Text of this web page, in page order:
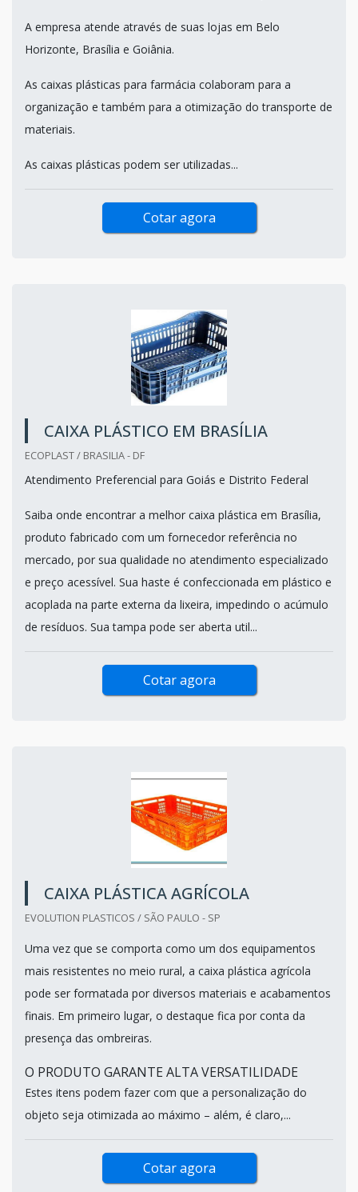
A empresa atende através de suas lojas em Belo
Horizonte, Brasília e Goiânia.
As caixas plásticas para farmácia colaboram para a
organização e também para a otimização do transporte de
materiais.
As caixas plásticas podem ser utilizadas...
Cotar agora
CAIXA PLÁSTICO EM BRASÍLIA
ECOPLAST / BRASILIA - DF
Atendimento Preferencial para Goiás e Distrito Federal
Saiba onde encontrar a melhor caixa plástica em Brasília,
produto fabricado com um fornecedor referência no
mercado, por sua qualidade no atendimento especializado
e preço acessível. Sua haste é confeccionada em plástico e
acoplada na parte externa da lixeira, impedindo o acúmulo
de resíduos. Sua tampa pode ser aberta util...
Cotar agora
CAIXA PLÁSTICA AGRÍCOLA
EVOLUTION PLASTICOS / SÃO PAULO - SP
Uma vez que se comporta como um dos equipamentos
mais resistentes no meio rural, a caixa plástica agrícola
pode ser formatada por diversos materiais e acabamentos
finais. Em primeiro lugar, o destaque fica por conta da
presença das ombreiras.
O PRODUTO GARANTE ALTA VERSATILIDADE
Estes itens podem fazer com que a personalização do
objeto seja otimizada ao máximo – além, é claro,...
Cotar agora